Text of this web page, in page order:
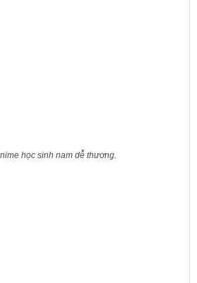
học sinh nam dễ thương.